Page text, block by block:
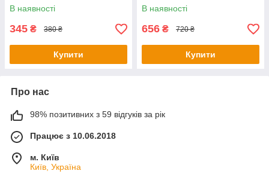
В наявності
345 ₴ 380 ₴
Купити
В наявності
656 ₴ 720 ₴
Купити
Про нас
98% позитивних з 59 відгуків за рік
Працює з 10.06.2018
м. Київ
Київ, Україна